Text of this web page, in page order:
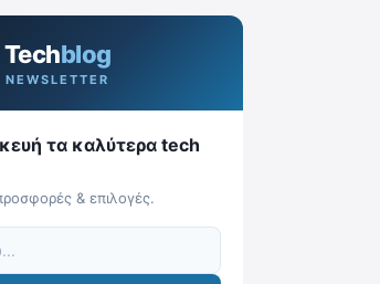
Techblog
NEWSLETTER
τα καλύτερα tech
& επιλογές.